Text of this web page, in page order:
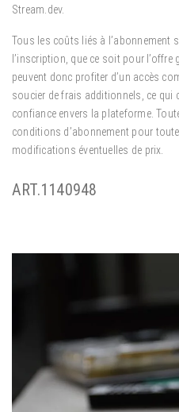
Stream.dev.
Tous les coûts liés à l’abonnement
l’inscription, que ce soit pour
peuvent donc profiter d’un accès
soucier de frais additionnels, ce qui
confiance envers la plateforme.
conditions d’abonnement pour
modifications éventuelles de prix.
ART.1140948